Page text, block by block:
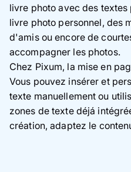
livre photo avec des
livre photo personnel, des
d'amis ou encore de
accompagner les photos.
Chez Pixum, la mise en
Vous pouvez insérer et
texte manuellement ou
zones de texte déjá
création, adaptez le